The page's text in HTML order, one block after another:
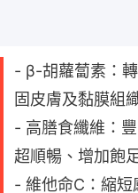
- β-胡蘿蔔素：
固皮膚及黏膜組
- 高膳食纖維：
超順暢、增加飽
- 維他命C：縮短